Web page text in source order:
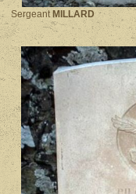
Sergeant MILLARD